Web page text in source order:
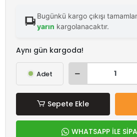
Bugünkü kargo çıkışı
yarın kargolanacaktır.
Aynı gün kargoda!
Adet
Sepete Ekle
WHATSAPP İLE